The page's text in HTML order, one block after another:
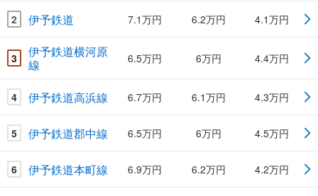
2 伊予鉄道 7.1万円 6.2万円 4.1万円
3
伊予鉄道横河原
線
6.5万円 6万円 4.4万円
4 伊予鉄道高浜線 6.7万円 6.1万円 4.3万円
5 伊予鉄道郡中線 6.5万円 6万円 4.5万円
6 伊予鉄道本町線 6.9万円 6.2万円 4.2万円